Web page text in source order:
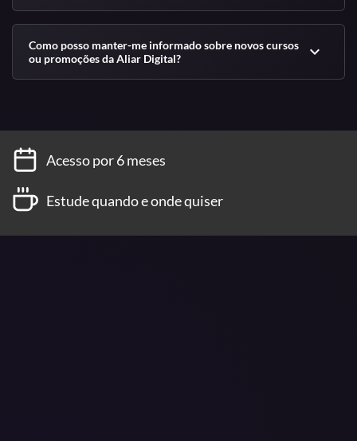
Como posso manter-me informado sobre novos cursos
ou promoções da Aliar Digital?
expand_more
Acesso por 6 meses
Estude quando e onde quiser